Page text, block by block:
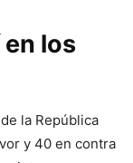
los
la República
y 40 en contra